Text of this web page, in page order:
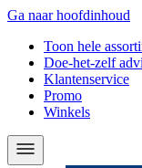
Ga naar hoofdinhoud
Toon hele
Doe-het-zelf
Klantenservice
Promo
Winkels